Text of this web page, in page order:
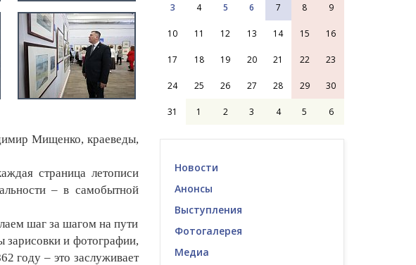
Мищенко, краеведы,
страница летописи
– в самобытной
шаг за шагом на пути
зарисовки и фотографии,
году – это заслуживает
3 4 5 6 7 8 9
10 11 12 13 14 15 16
17 18 19 20 21 22 23
24 25 26 27 28 29 30
31 1 2 3 4 5 6
Новости
Анонсы
Выступления
Фотогалерея
Медиа